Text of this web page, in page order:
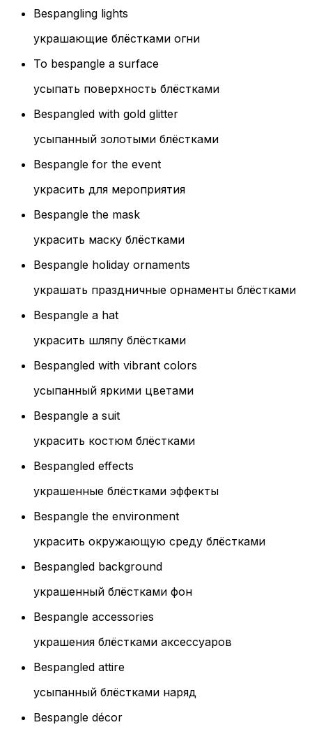
Bespangling lights
украшающие блёстками огни
To bespangle a surface
усыпать поверхность блёстками
Bespangled with gold glitter
усыпанный золотыми блёстками
Bespangle for the event
украсить для мероприятия
Bespangle the mask
украсить маску блёстками
Bespangle holiday ornaments
украшать праздничные орнаменты блёстками
Bespangle a hat
украсить шляпу блёстками
Bespangled with vibrant colors
усыпанный яркими цветами
Bespangle a suit
украсить костюм блёстками
Bespangled effects
украшенные блёстками эффекты
Bespangle the environment
украсить окружающую среду блёстками
Bespangled background
украшенный блёстками фон
Bespangle accessories
украшения блёстками аксессуаров
Bespangled attire
усыпанный блёстками наряд
Bespangle décor